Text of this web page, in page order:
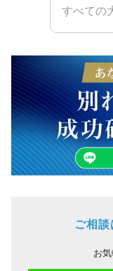
すべての
ご相談
お